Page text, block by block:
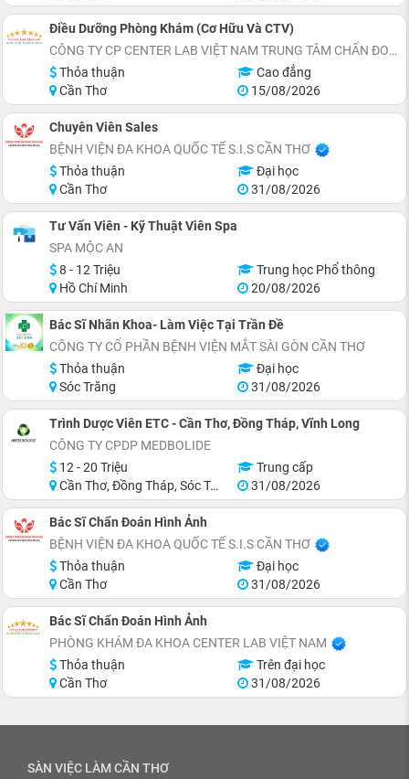
Điều Dưỡng Phòng Khám (Cơ Hữu Và CTV)
CÔNG TY CP CENTER LAB VIỆT NAM TRUNG TÂM CHẨN ĐOÁN Y KHOA
Thỏa thuận
Cao đẳng
Cần Thơ
15/08/2026
Chuyên Viên Sales
BỆNH VIỆN ĐA KHOA QUỐC TẾ S.I.S CẦN THƠ
Thỏa thuận
Đại học
Cần Thơ
31/08/2026
Tư Vấn Viên - Kỹ Thuật Viên Spa
SPA MỘC AN
8 - 12 Triệu
Trung học Phổ thông
Hồ Chí Minh
20/08/2026
Bác Sĩ Nhãn Khoa- Làm Việc Tại Trần Đề
CÔNG TY CỔ PHẦN BỆNH VIỆN MẮT SÀI GÒN CẦN THƠ
Thỏa thuận
Đại học
Sóc Trăng
31/08/2026
Trình Dược Viên ETC - Cần Thơ, Đồng Tháp, Vĩnh Long
CÔNG TY CPDP MEDBOLIDE
12 - 20 Triệu
Trung cấp
Cần Thơ, Đồng Tháp, Sóc Trăng
31/08/2026
Bác Sĩ Chẩn Đoán Hình Ảnh
BỆNH VIỆN ĐA KHOA QUỐC TẾ S.I.S CẦN THƠ
Thỏa thuận
Đại học
Cần Thơ
31/08/2026
Bác Sĩ Chẩn Đoán Hình Ảnh
PHÒNG KHÁM ĐA KHOA CENTER LAB VIỆT NAM
Thỏa thuận
Trên đại học
Cần Thơ
31/08/2026
SÀN VIỆC LÀM CẦN THƠ